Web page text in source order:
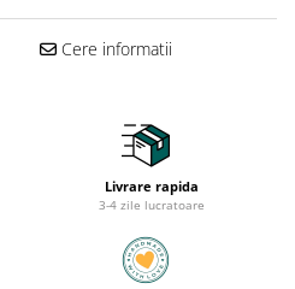
Cere informatii
Livrare rapida
3-4 zile lucratoare